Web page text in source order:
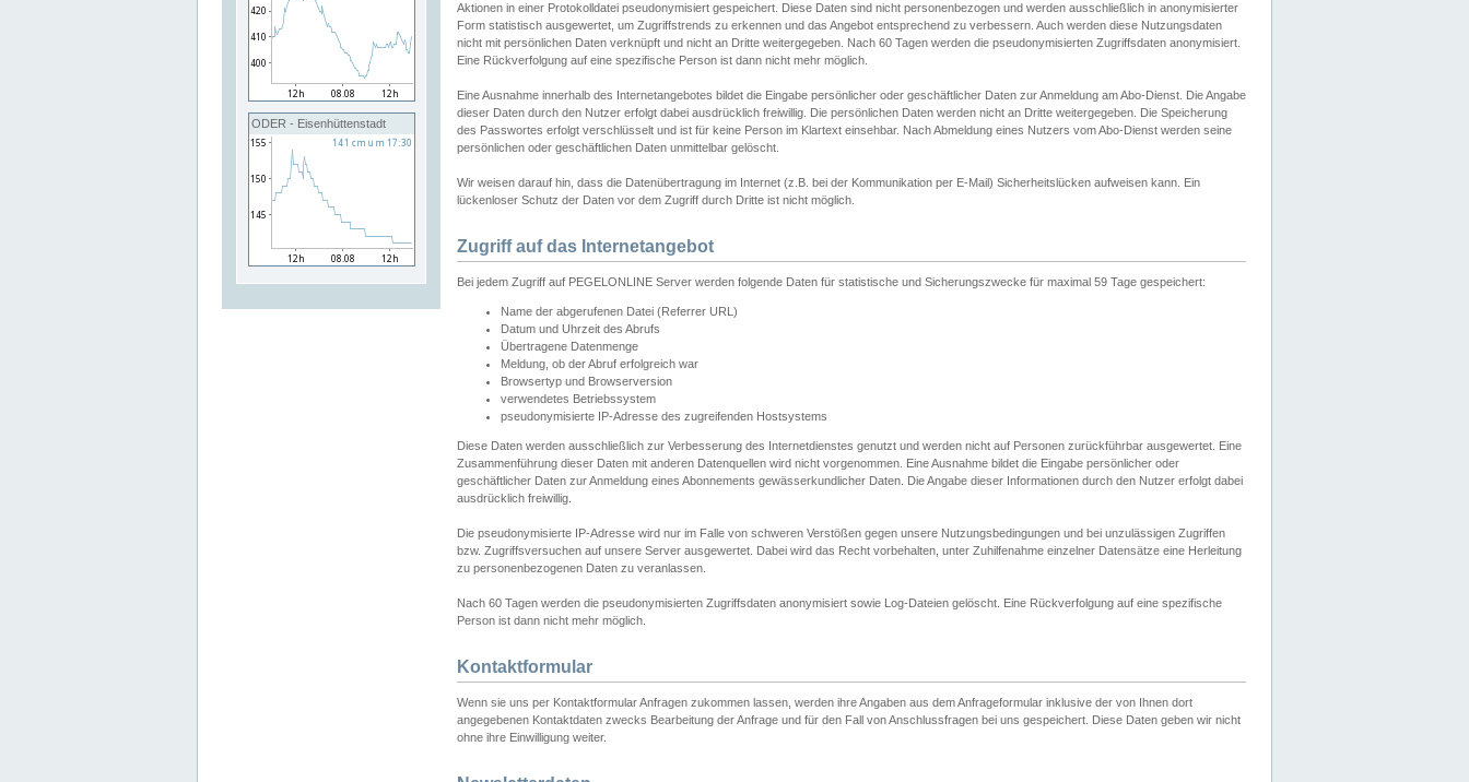
ODER - Eisenhüttenstadt
Aktionen in einer Protokolldatei pseudonymisiert gespeichert. Diese Daten sind nicht personenbezogen und werden ausschließlich in anonymisierter
Form statistisch ausgewertet, um Zugriffstrends zu erkennen und das Angebot entsprechend zu verbessern. Auch werden diese Nutzungsdaten
nicht mit persönlichen Daten verknüpft und nicht an Dritte weitergegeben. Nach 60 Tagen werden die pseudonymisierten Zugriffsdaten anonymisiert.
Eine Rückverfolgung auf eine spezifische Person ist dann nicht mehr möglich.
Eine Ausnahme innerhalb des Internetangebotes bildet die Eingabe persönlicher oder geschäftlicher Daten zur Anmeldung am Abo-Dienst. Die Angabe
dieser Daten durch den Nutzer erfolgt dabei ausdrücklich freiwillig. Die persönlichen Daten werden nicht an Dritte weitergegeben. Die Speicherung
des Passwortes erfolgt verschlüsselt und ist für keine Person im Klartext einsehbar. Nach Abmeldung eines Nutzers vom Abo-Dienst werden seine
persönlichen oder geschäftlichen Daten unmittelbar gelöscht.
Wir weisen darauf hin, dass die Datenübertragung im Internet (z.B. bei der Kommunikation per E-Mail) Sicherheitslücken aufweisen kann. Ein
lückenloser Schutz der Daten vor dem Zugriff durch Dritte ist nicht möglich.
Zugriff auf das Internetangebot
Bei jedem Zugriff auf PEGELONLINE Server werden folgende Daten für statistische und Sicherungszwecke für maximal 59 Tage gespeichert:
Name der abgerufenen Datei (Referrer URL)
Datum und Uhrzeit des Abrufs
Übertragene Datenmenge
Meldung, ob der Abruf erfolgreich war
Browsertyp und Browserversion
verwendetes Betriebssystem
pseudonymisierte IP-Adresse des zugreifenden Hostsystems
Diese Daten werden ausschließlich zur Verbesserung des Internetdienstes genutzt und werden nicht auf Personen zurückführbar ausgewertet. Eine
Zusammenführung dieser Daten mit anderen Datenquellen wird nicht vorgenommen. Eine Ausnahme bildet die Eingabe persönlicher oder
geschäftlicher Daten zur Anmeldung eines Abonnements gewässerkundlicher Daten. Die Angabe dieser Informationen durch den Nutzer erfolgt dabei
ausdrücklich freiwillig.
Die pseudonymisierte IP-Adresse wird nur im Falle von schweren Verstößen gegen unsere Nutzungsbedingungen und bei unzulässigen Zugriffen
bzw. Zugriffsversuchen auf unsere Server ausgewertet. Dabei wird das Recht vorbehalten, unter Zuhilfenahme einzelner Datensätze eine Herleitung
zu personenbezogenen Daten zu veranlassen.
Nach 60 Tagen werden die pseudonymisierten Zugriffsdaten anonymisiert sowie Log-Dateien gelöscht. Eine Rückverfolgung auf eine spezifische
Person ist dann nicht mehr möglich.
Kontaktformular
Wenn sie uns per Kontaktformular Anfragen zukommen lassen, werden ihre Angaben aus dem Anfrageformular inklusive der von Ihnen dort
angegebenen Kontaktdaten zwecks Bearbeitung der Anfrage und für den Fall von Anschlussfragen bei uns gespeichert. Diese Daten geben wir nicht
ohne ihre Einwilligung weiter.